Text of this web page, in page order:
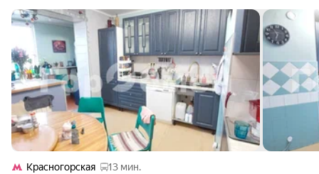
Красногорская
13 мин.